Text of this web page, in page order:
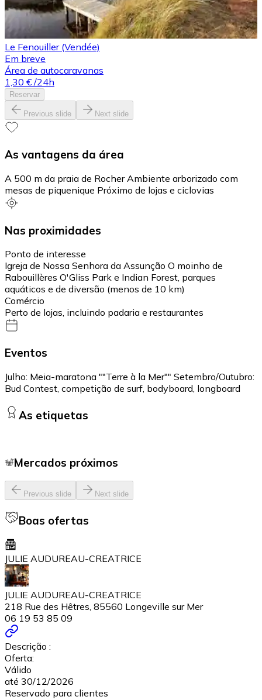
Le Fenouiller (Vendée)
Em breve
Área de autocaravanas
1,30 € /24h
Reservar
Previous slide Next slide
As vantagens da área
A 500 m da praia de Rocher Ambiente arborizado com
mesas de piquenique Próximo de lojas e ciclovias
Nas proximidades
Ponto de interesse
Igreja de Nossa Senhora da Assunção O moinho de
Rabouillères O'Gliss Park e Indian Forest, parques
aquáticos e de diversão (menos de 10 km)
Comércio
Perto de lojas, incluindo padaria e restaurantes
Eventos
Julho: Meia-maratona ""Terre à la Mer"" Setembro/Outubro:
Bud Contest, competição de surf, bodyboard, longboard
As etiquetas
Mercados próximos
Previous slide Next slide
Boas ofertas
JULIE AUDUREAU-CREATRICE
JULIE AUDUREAU-CREATRICE
218 Rue des Hêtres, 85560 Longeville sur Mer
06 19 53 85 09
Descrição :
Oferta:
Válido
até 30/12/2026
Reservado para clientes